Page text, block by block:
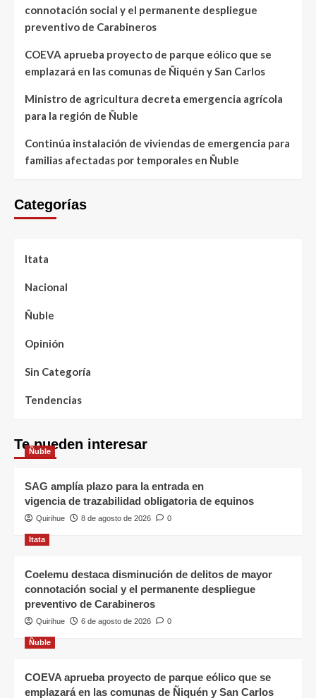
connotación social y el permanente despliegue
preventivo de Carabineros
COEVA aprueba proyecto de parque eólico que se
emplazará en las comunas de Ñiquén y San Carlos
Ministro de agricultura decreta emergencia agrícola
para la región de Ñuble
Continúa instalación de viviendas de emergencia para
familias afectadas por temporales en Ñuble
Categorías
Itata
Nacional
Ñuble
Opinión
Sin Categoría
Tendencias
Te pueden interesar
Ñuble
SAG amplía plazo para la entrada en
vigencia de trazabilidad obligatoria de equinos
Quirihue 8 de agosto de 2026 0
Itata
Coelemu destaca disminución de delitos de mayor
connotación social y el permanente despliegue
preventivo de Carabineros
Quirihue 6 de agosto de 2026 0
Ñuble
COEVA aprueba proyecto de parque eólico que se
emplazará en las comunas de Ñiquén y San Carlos